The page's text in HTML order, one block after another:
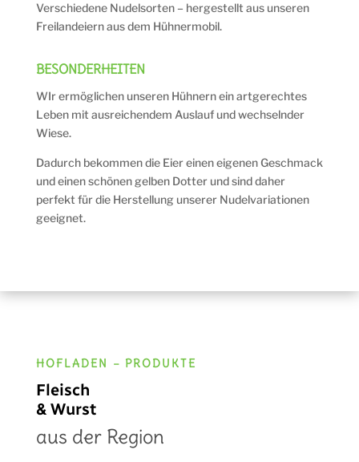
Verschiedene Nudelsorten – hergestellt aus unseren
Freilandeiern aus dem Hühnermobil.
BESONDERHEITEN
WIr ermöglichen unseren Hühnern ein artgerechtes
Leben mit ausreichendem Auslauf und wechselnder
Wiese.
Dadurch bekommen die Eier einen eigenen Geschmack
und einen schönen gelben Dotter und sind daher
perfekt für die Herstellung unserer Nudelvariationen
geeignet.
HOFLADEN – PRODUKTE
Fleisch
& Wurst
aus der Region